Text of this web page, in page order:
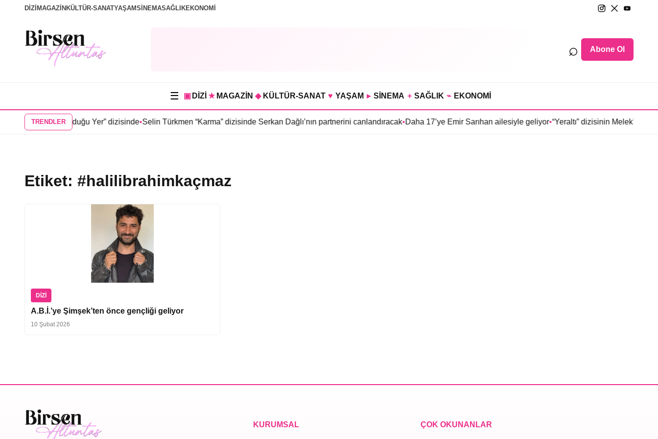
DİZİ MAGAZİN KÜLTÜR-SANATYAŞAMSİNEMASAĞLIKEKONOMİ
⌕ Abone Ol
☰ ▣ DİZİ ★ MAGAZİN ◆ KÜLTÜR-SANAT ♥ YAŞAM ▸ SİNEMA + SAĞLIK ⌁ EKONOMİ
TRENDLER
“Güneşin Doğduğu Yer” dizisinde•Selin Türkmen “Karma” dizisinde Serkan Dağlı’nın partnerini canlandıracak•Daha 17’ye Emir Sarıhan ailesiyle geliyor•“Yeraltı” dizisinin Melek’i Ülkü
Etiket: #halilibrahimkaçmaz
DIZI
A.B.İ.’ye Şimşek’ten önce gençliği geliyor
10 Şubat 2026
KURUMSAL ÇOK OKUNANLAR